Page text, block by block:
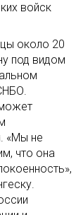
войск
около 20
под видом
«Мы не
что она